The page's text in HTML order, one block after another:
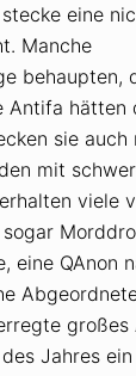
eine
Manche
behaupten,
Antifa hätten
sie
mit
viele
eine QAnon
großes
Jahres